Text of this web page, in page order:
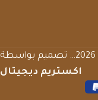
اكستريم ديجيتال